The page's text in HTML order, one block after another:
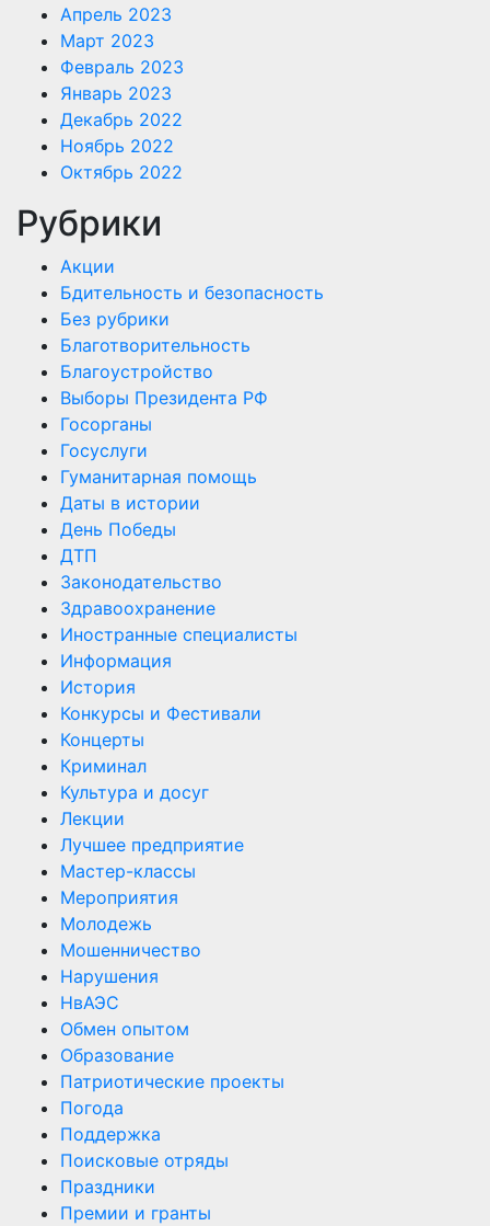
Апрель 2023
Март 2023
Февраль 2023
Январь 2023
Декабрь 2022
Ноябрь 2022
Октябрь 2022
Рубрики
Акции
Бдительность и безопасность
Без рубрики
Благотворительность
Благоустройство
Выборы Президента РФ
Госорганы
Госуслуги
Гуманитарная помощь
Даты в истории
День Победы
ДТП
Законодательство
Здравоохранение
Иностранные специалисты
Информация
История
Конкурсы и Фестивали
Концерты
Криминал
Культура и досуг
Лекции
Лучшее предприятие
Мастер-классы
Мероприятия
Молодежь
Мошенничество
Нарушения
НвАЭС
Обмен опытом
Образование
Патриотические проекты
Погода
Поддержка
Поисковые отряды
Праздники
Премии и гранты